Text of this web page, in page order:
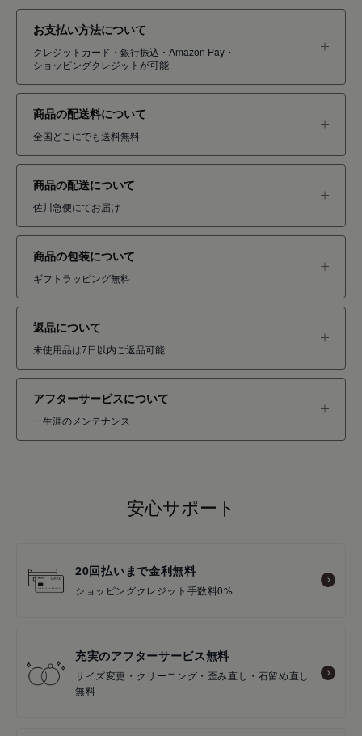
お支払い方法について
クレジットカード・銀行振込・Amazon Pay・
ショッピングクレジットが可能
商品の配送料について
全国どこにでも送料無料
商品の配送について
佐川急便にてお届け
商品の包装について
ギフトラッピング無料
返品について
未使用品は7日以内ご返品可能
アフターサービスについて
一生涯のメンテナンス
安心サポート
20回払いまで金利無料
ショッピングクレジット手数料0%
充実のアフターサービス無料
サイズ変更・クリーニング・歪み直し・石留め直し
無料